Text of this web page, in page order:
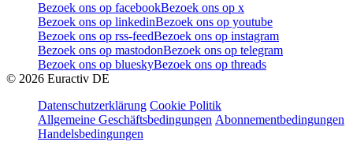
Bezoek ons op facebookBezoek ons op x
Bezoek ons op linkedinBezoek ons op youtube
Bezoek ons op rss-feedBezoek ons op instagram
Bezoek ons op mastodonBezoek ons op telegram
Bezoek ons op blueskyBezoek ons op threads
© 2026 Euractiv DE
Datenschutzerklärung Cookie Politik
Allgemeine Geschäftsbedingungen Abonnementbedingungen
Handelsbedingungen